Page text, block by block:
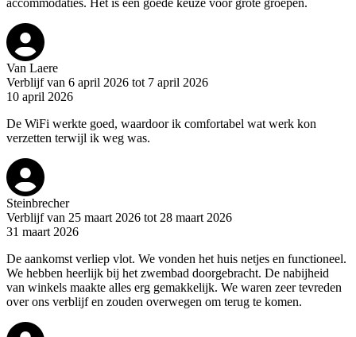
accommodaties. Het is een goede keuze voor grote groepen.
Van Laere
Verblijf van 6 april 2026 tot 7 april 2026
10 april 2026
De WiFi werkte goed, waardoor ik comfortabel wat werk kon
verzetten terwijl ik weg was.
Steinbrecher
Verblijf van 25 maart 2026 tot 28 maart 2026
31 maart 2026
De aankomst verliep vlot. We vonden het huis netjes en functioneel.
We hebben heerlijk bij het zwembad doorgebracht. De nabijheid
van winkels maakte alles erg gemakkelijk. We waren zeer tevreden
over ons verblijf en zouden overwegen om terug te komen.